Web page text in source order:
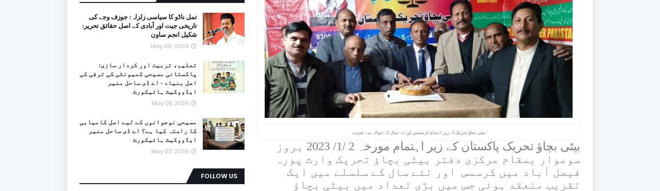
بیٹی بچاؤ تحریک کے زیر اہتمام کرسمس اور نئے سال کے حوالے سے تقریب
بیٹی بچاؤ تحریک پاکستان کے زیر اہتمام مورخہ 2 /1/ 2023 بروز
سوموار بمقام مرکزی دفتر بیٹی بچاؤ تحریک وارث پورہ
فیصل آباد میں کرسمس اور نئے سال کے سلسلے میں ایک
تقریب منعقد ہوئی جس میں بڑی تعداد میں بیٹی بچاؤ
تمل ناڈو کا سیاسی زلزلہ: جوزف وجے کی
تاریخی جیت اور آبادی کے اصل حقائق تحریر:
شکیل انجم ساون
May 06, 2026
تعلیم، تربیت اور کردار سازی:
پاکستانی مسیحی کمیونٹی کی ترقی کی
اصل بنیاد - اے ڈی ساحل منیر
ایڈووکیٹ ہائیکورٹ
May 05, 2026
مسیحی نوجوانوں کے لیے اصل کامیابی
کا راستہ کیا ہے؟ اے ڈی ساحل منیر
ایڈووکیٹ ہائیکورٹ
May 03, 2026
FOLLOW US